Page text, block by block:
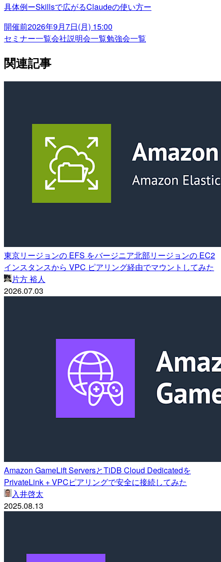
具体例ーSkillsで広がるClaudeの使い方ー
開催前2026年9月7日(月) 15:00
セミナー一覧会社説明会一覧勉強会一覧
関連記事
東京リージョンの EFS をバージニア北部リージョンの EC2
インスタンスから VPC ピアリング経由でマウントしてみた
片方 裕人
2026.07.03
Amazon GameLift ServersとTiDB Cloud Dedicatedを
PrivateLink + VPCピアリングで安全に接続してみた
入井啓太
2025.08.13